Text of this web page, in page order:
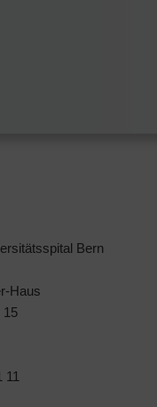
Bern
Haus
15
11